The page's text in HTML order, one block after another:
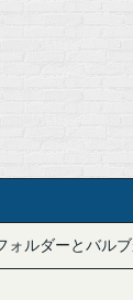
ルダーとバルブ